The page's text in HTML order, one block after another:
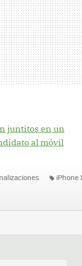
juntitos en un
al móvil
iPhone